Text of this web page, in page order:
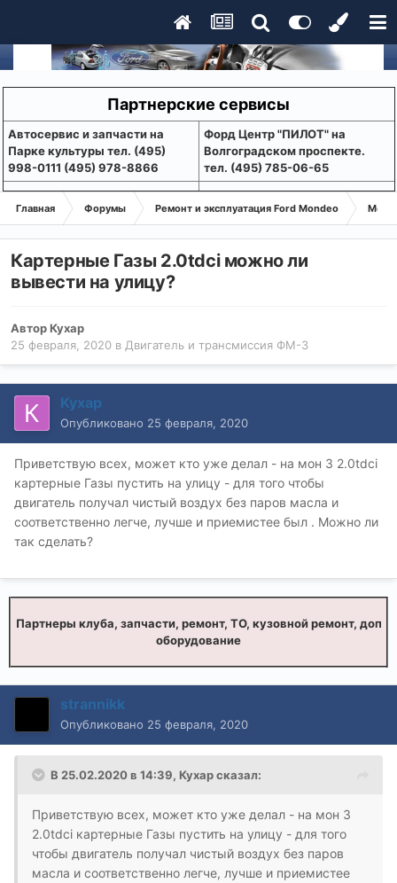
Партнерские сервисы
Aвтосервис и запчасти на
Парке культуры тел. (495)
998-0111 (495) 978-8866
Форд Центр "ПИЛОТ" на
Волгоградском проспекте.
тел. (495) 785-06-65
Главная Форумы Ремонт и эксплуатация Ford Mondeo
Картерные Газы 2.0tdci можно ли
вывести на улицу?
АвторКухар
25 февраля, 2020 в Двигатель и трансмиссия ФМ-3
Кухар
Опубликовано 25 февраля, 2020
Приветствую всех, может кто уже делал - на мон 3 2.0tdci
картерные Газы пустить на улицу - для того чтобы
двигатель получал чистый воздух без паров масла и
соответственно легче, лучше и приемистее был . Можно ли
так сделать?
Партнеры клуба, запчасти, ремонт, ТО, кузовной ремонт, доп
оборудование
strannikk
Опубликовано 25 февраля, 2020
В 25.02.2020 в 14:39, Кухарсказал:
Приветствую всех, может кто уже делал - на мон 3
2.0tdci картерные Газы пустить на улицу - для того
чтобы двигатель получал чистый воздух без паров
масла и соответственно легче, лучше и приемистее